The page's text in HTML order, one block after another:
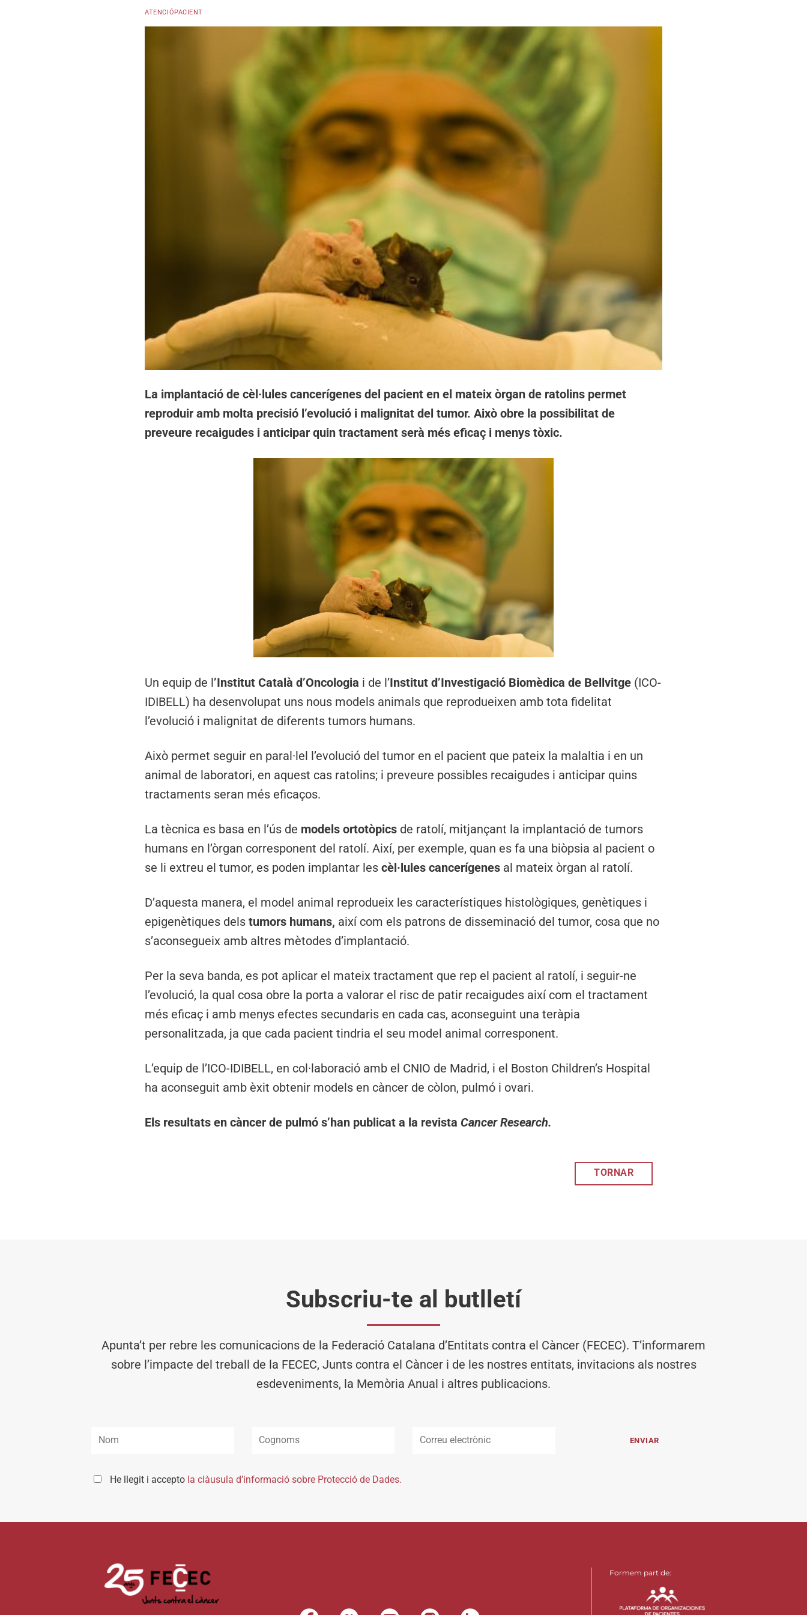
ATENCIÓPACIENT
La implantació de cèl·lules cancerígenes del pacient en el mateix òrgan de ratolins permet
reproduir amb molta precisió l’evolució i malignitat del tumor. Això obre la possibilitat de
preveure recaigudes i anticipar quin tractament serà més eficaç i menys tòxic.
Un equip de l’Institut Català d’Oncologia i de l’Institut d’Investigació Biomèdica de Bellvitge (ICO-
IDIBELL) ha desenvolupat uns nous models animals que reprodueixen amb tota fidelitat
l’evolució i malignitat de diferents tumors humans.
Això permet seguir en paral·lel l’evolució del tumor en el pacient que pateix la malaltia i en un
animal de laboratori, en aquest cas ratolins; i preveure possibles recaigudes i anticipar quins
tractaments seran més eficaços.
La tècnica es basa en l’ús de models ortotòpics de ratolí, mitjançant la implantació de tumors
humans en l’òrgan corresponent del ratolí. Així, per exemple, quan es fa una biòpsia al pacient o
se li extreu el tumor, es poden implantar lescèl·lules cancerígenes al mateix òrgan al ratolí.
D’aquesta manera, el model animal reprodueix les característiques histològiques, genètiques i
epigenètiques delstumors humans, així com els patrons de disseminació del tumor, cosa que no
s’aconsegueix amb altres mètodes d’implantació.
Per la seva banda, es pot aplicar el mateix tractament que rep el pacient al ratolí, i seguir-ne
l’evolució, la qual cosa obre la porta a valorar el risc de patir recaigudes així com el tractament
més eficaç i amb menys efectes secundaris en cada cas, aconseguint una teràpia
personalitzada, ja que cada pacient tindria el seu model animal corresponent.
L’equip de l’ICO-IDIBELL, en col·laboració amb el CNIO de Madrid, i el Boston Children’s Hospital
ha aconseguit amb èxit obtenir models en càncer de còlon, pulmó i ovari.
Els resultats en càncer de pulmó s’han publicat a la revista Cancer Research.
TORNAR
Subscriu-te al butlletí
Apunta’t per rebre les comunicacions de la Federació Catalana d’Entitats contra el Càncer (FECEC). T’informarem
sobre l’impacte del treball de la FECEC, Junts contra el Càncer i de les nostres entitats, invitacions als nostres
esdeveniments, la Memòria Anual i altres publicacions.
He llegit i accepto la clàusula d’informació sobre Protecció de Dades.
Formem part de: